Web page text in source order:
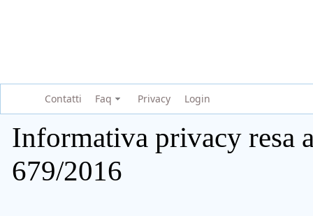
Contatti Faq Privacy Login
Informativa privacy resa
679/2016